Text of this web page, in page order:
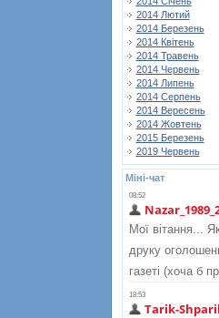
2014 Лютий
2014 Березень
2014 Квітень
2014 Травень
2014 Червень
2014 Липень
2014 Серпень
2014 Вересень
2014 Жовтень
2015 Березень
2019 Червень
Міні-чат